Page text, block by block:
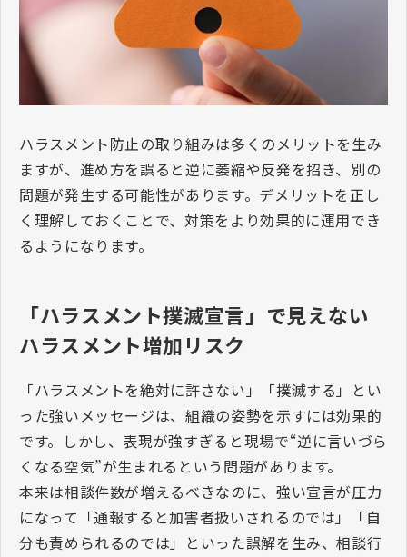
ハラスメント防止の取り組みは多くのメリットを生み
ますが、進め方を誤ると逆に萎縮や反発を招き、別の
問題が発生する可能性があります。デメリットを正し
く理解しておくことで、対策をより効果的に運用でき
るようになります。
「ハラスメント撲滅宣言」で見えない
ハラスメント増加リスク
「ハラスメントを絶対に許さない」「撲滅する」とい
った強いメッセージは、組織の姿勢を示すには効果的
です。しかし、表現が強すぎると現場で“逆に言いづら
くなる空気”が生まれるという問題があります。
本来は相談件数が増えるべきなのに、強い宣言が圧力
になって「通報すると加害者扱いされるのでは」「自
分も責められるのでは」といった誤解を生み、相談行